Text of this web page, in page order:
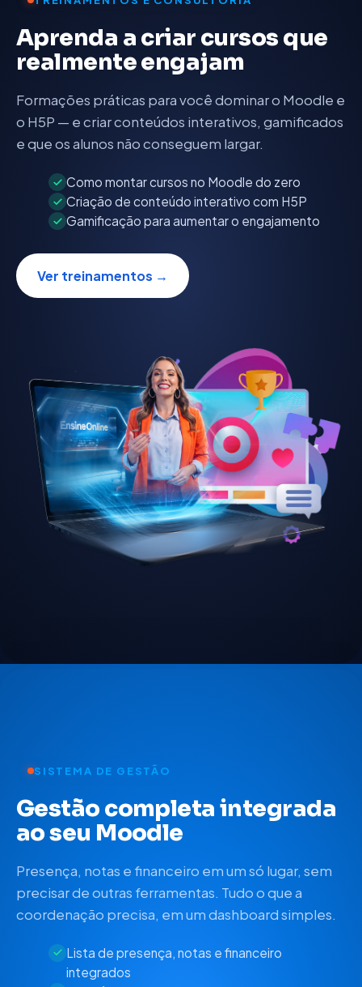
Aprenda a criar cursos que
realmente engajam
Formações práticas para você dominar o Moodle e
o H5P — e criar conteúdos interativos, gamificados
e que os alunos não conseguem largar.
Como montar cursos no Moodle do zero
Criação de conteúdo interativo com H5P
Gamificação para aumentar o engajamento
Ver treinamentos →
SISTEMA DE GESTÃO
Gestão completa integrada
ao seu Moodle
Presença, notas e financeiro em um só lugar, sem
precisar de outras ferramentas. Tudo o que a
coordenação precisa, em um dashboard simples.
Lista de presença, notas e financeiro
integrados